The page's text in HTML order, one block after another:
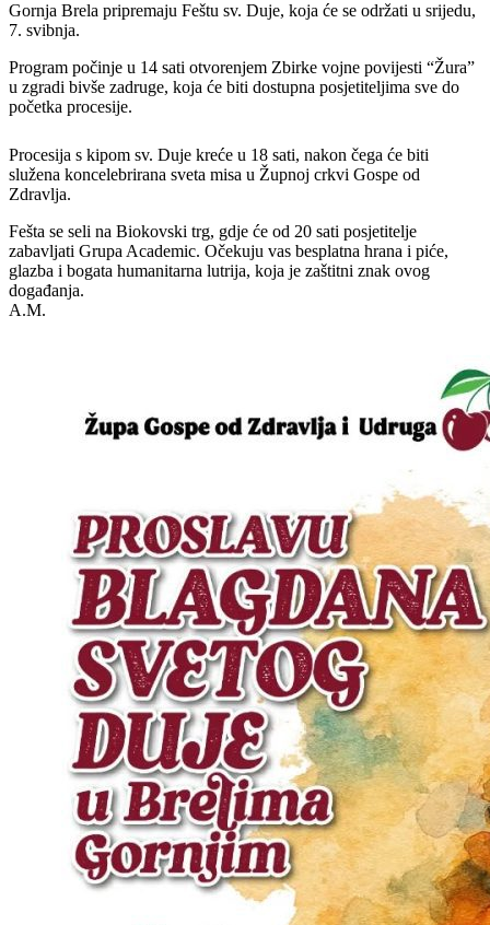
Gornja Brela pripremaju Feštu sv. Duje, koja će se održati u srijedu,
7. svibnja.
Program počinje u 14 sati otvorenjem Zbirke vojne povijesti “Žura”
u zgradi bivše zadruge, koja će biti dostupna posjetiteljima sve do
početka procesije.
Procesija s kipom sv. Duje kreće u 18 sati, nakon čega će biti
služena koncelebrirana sveta misa u Župnoj crkvi Gospe od
Zdravlja.
Fešta se seli na Biokovski trg, gdje će od 20 sati posjetitelje
zabavljati Grupa Academic. Očekuju vas besplatna hrana i piće,
glazba i bogata humanitarna lutrija, koja je zaštitni znak ovog
događanja.
A.M.